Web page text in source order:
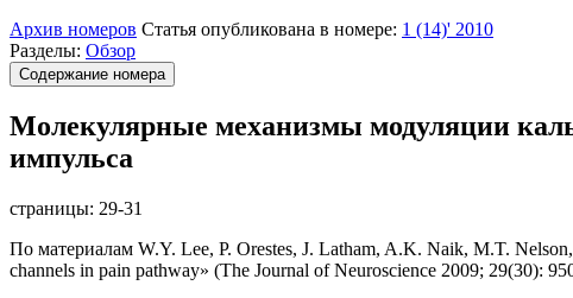
Архив номеров Статья опубликована в номере: 1 (14)' 2010
Разделы: Обзор
Содержание номера
Молекулярные механизмы модуляции
импульса
страницы: 29-31
По материалам W.Y. Lee, P. Orestes, J. Latham, A.K. Naik, M.T.
channels in pain pathway» (The Journal of Neuroscience 2009; 29(30):